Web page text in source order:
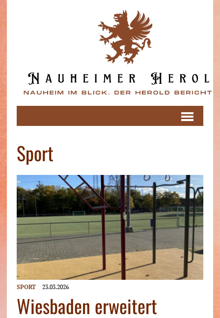
Sport
SPORT 23.03.2026
Wiesbaden erweitert